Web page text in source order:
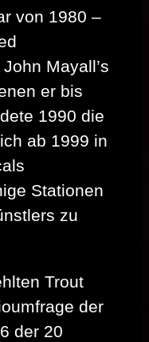
von 1980 –
Mayall’s
er bis
1990 die
ab 1999 in
Stationen
zu
Trout
der
der 20